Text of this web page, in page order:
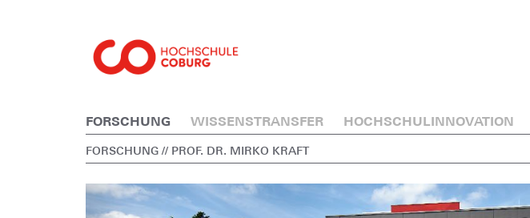
FORSCHUNG WISSENSTRANSFER HOCHSCHULINNOVATION
FORSCHUNG // PROF. DR. MIRKO KRAFT